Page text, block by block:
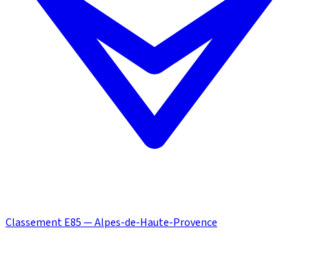
Classement E85 — Alpes-de-Haute-Provence